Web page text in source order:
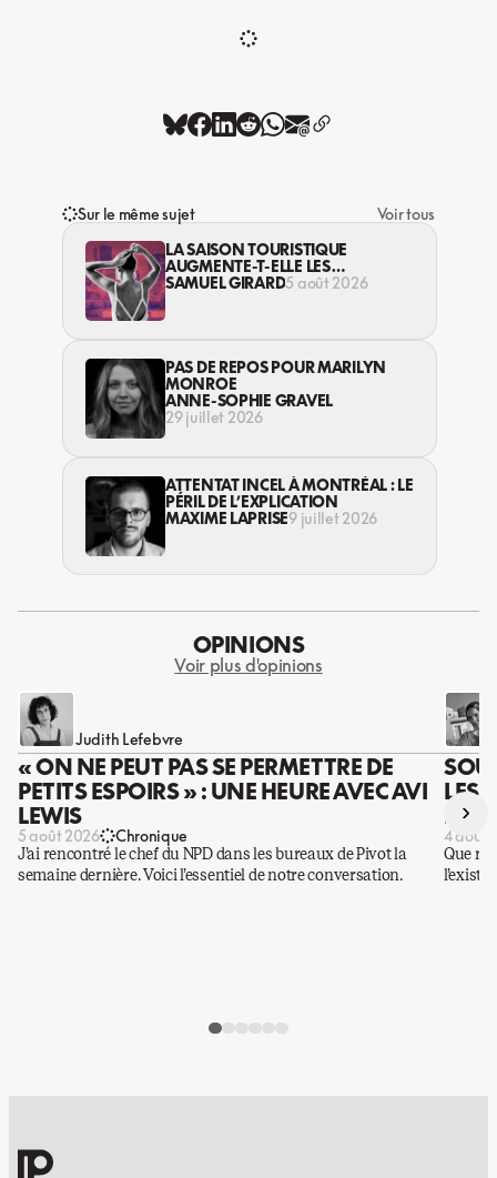
Sur le même sujet
Voir tous
LA SAISON TOURISTIQUE
AUGMENTE-T-ELLE LES
VIOLENCES CONTRE LES
SAMUEL GIRARD5 août 2026
PAS DE REPOS POUR MARILYN
MONROE
ANNE-SOPHIE GRAVEL
29 juillet 2026
ATTENTAT INCEL À MONTRÉAL : LE
PÉRIL DE L’EXPLICATION
MAXIME LAPRISE9 juillet 2026
OPINIONS
Voir plus d'opinions
Judith Lefebvre
« ON NE PEUT PAS SE PERMETTRE DE
PETITS ESPOIRS » : UNE HEURE AVEC AVI
LEWIS
5 août 2026 Chronique
J’ai rencontré le chef du NPD dans les bureaux de Pivot la
semaine dernière. Voici l’essentiel de notre conversation.
LES
DES
4 août
Que
›